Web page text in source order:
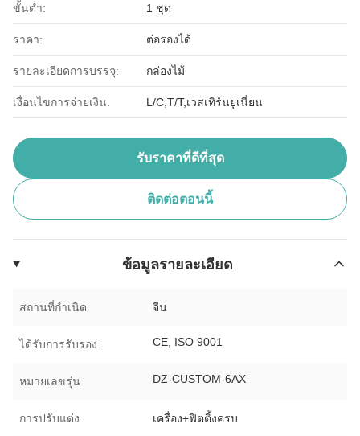
ขั้นต่ำ: 1 ชุด
ราคา: ต่อรองได้
รายละเอียดการบรรจุ: กล่องไม้
เงื่อนไขการจ่ายเงิน: L/C,T/T,เวสเทิร์นยูเนี่ยน
รับราคาที่ดีที่สุด
ติดต่อตอนนี้
ข้อมูลรายละเอียด
สถานที่กำเนิด: จีน
ได้รับการรับรอง: CE, ISO 9001
หมายเลขรุ่น: DZ-CUSTOM-6AX
การปรับแต่ง: เครื่อง+ฟิตติ้งครบ